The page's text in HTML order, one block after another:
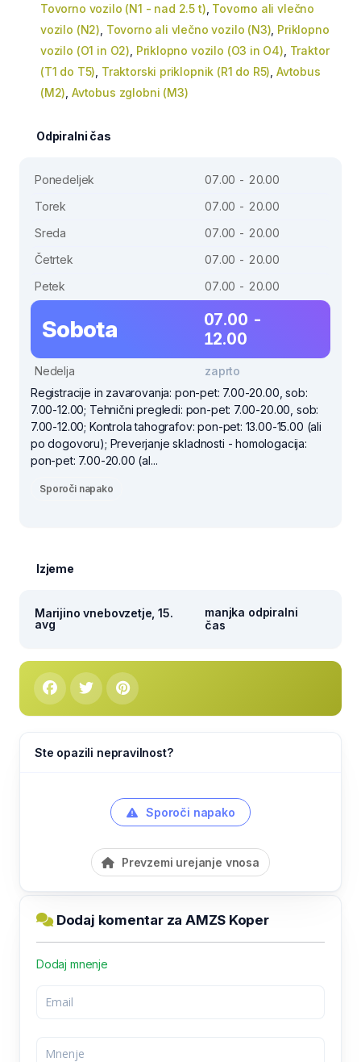
Tovorno vozilo (N1 - nad 2.5 t) Tovorno ali vlečno
vozilo (N2) Tovorno ali vlečno vozilo (N3) Priklopno
vozilo (O1 in O2) Priklopno vozilo (O3 in O4) Traktor
(T1 do T5) Traktorski priklopnik (R1 do R5) Avtobus
(M2) Avtobus zglobni (M3)
Odpiralni čas
Ponedeljek
07.00 - 20.00
Torek
07.00 - 20.00
Sreda
07.00 - 20.00
Četrtek
07.00 - 20.00
Petek
07.00 - 20.00
Sobota
07.00 -
12.00
Nedelja
zaprto
Registracije in zavarovanja: pon-pet: 7.00-20.00, sob:
7.00-12.00; Tehnični pregledi: pon-pet: 7.00-20.00, sob:
7.00-12.00; Kontrola tahografov: pon-pet: 13.00-15.00 (ali
po dogovoru); Preverjanje skladnosti - homologacija:
pon-pet: 7.00-20.00 (al...
Sporoči napako
Izjeme
Marijino vnebovzetje, 15.
avg
manjka odpiralni
čas
Ste opazili nepravilnost?
Sporoči napako
Prevzemi urejanje vnosa
Dodaj komentar za AMZS Koper
Dodaj mnenje